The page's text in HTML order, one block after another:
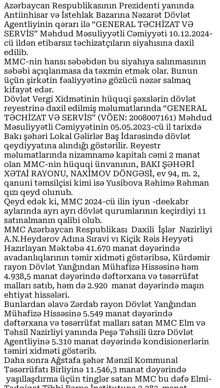
Azərbaycan Respublikasının Prezidenti yanında
Antiinhisar və İstehlak Bazarına Nəzarət Dövlət
Agentliyinin qərarı ilə “GENERAL TƏCHİZAT VƏ
SERVİS” Məhdud Məsuliyyətli Cəmiyyəti 10.12.2024-
cü ildən etibarsız təchizatçıların siyahısına daxil
edilib.
MMC-nin hansı səbəbdən bu siyahıya salınmasının
səbəbi açıqlanmasa da təxmin etmək olar. Bunun
üçün şirkətin fəaliyyətinə gözücü nəzər salmaq
kifayət edər.
Dövlət Vergi Xidmətinin hüquqi şəxslərin dövlət
reyestrinə daxil edilmiş məlumatlarında “GENERAL
TƏCHİZAT VƏ SERVİS” (VÖEN: 2008007161) Məhdud
Məsuliyyətli Cəmiyyətinin 05.05.2023-cü il tarixdə
Bakı şəhəri Lokal Gəlirlər Baş İdarəsində dövlət
qeydiyyatına alındığı göstərilir. Reyestr
məlumatlarında nizamnamə kapitalı cəmi 2 manat
olan MMC-nin hüquqi ünvanının, BAKI ŞƏHƏRİ
XƏTAİ RAYONU, NAXİMOV DÖNGƏSİ, ev 94, m. 2,
qanuni təmsilçisi kimi isə Yusibova Rəhimə Rəhman
qızı qeyd olunub.
Qeyd edək ki, MMC 2024-cü ilin iyun -deekabr
aylarında ayrı ayrı dövlət qurumlarının keçirdiyi 11
satınalmanın qalibi olub.
MMC Azərbaycan Respublikası Daxili İşlər Nazirliyi
A.N.Heydərov Adına Sıravi vı Kiçik Rəis Heyyəti
Hazırlayan Məktəbə 41.670 manat dəyərində
avadanlıqlarının təmir xidməti göstəribsə, Kürdəmir
rayon Dövlət Yanğından Mühafizə Hissəsinə həm
4.938,5 manat dəyərində dəftərxana və təsərrüfat
malları satıb, həm də 2.920 manat dəyərində maşın
ehtiyat hissələri.
Bunlardan əlavə Zərdab rayon Dövlət Yanğından
Mühafizə Hissəsinə 5.549 manat dəyərində
dəftərxana və təsərrüfat malları satan MMC Elm və
Təhsil Nazirliyi yanında Peşə Təhsili üzrə Dövlət
Agentliyinə 5.310 manat dəyərində kondisionerlərin
təmiri xidməti göstərib.
Daha sonra Ağstafa şəhər Mənzil Kommunal
Təsərrüfatı Birliyinə 11.546,3 manat dəyərində
yaşıllaşdırma üçün tinglər satan MMC bu dəfə Elmi-